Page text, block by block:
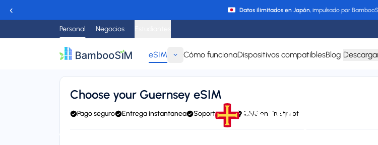
‹ Datos ilimitados en Japón, impulsado por
Personal Negocios
eSIM Cómo funcionaDispositivos compatiblesBlog
eSIM para
Choose your Guernsey eSIM
Pago seguro Entrega instantanea Soporte 24/7 4,6/5 en Trustpilot